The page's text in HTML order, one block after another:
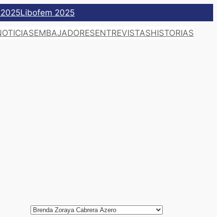
Libofem 2025
EMBAJADORESENTREVISTASHISTORIAS